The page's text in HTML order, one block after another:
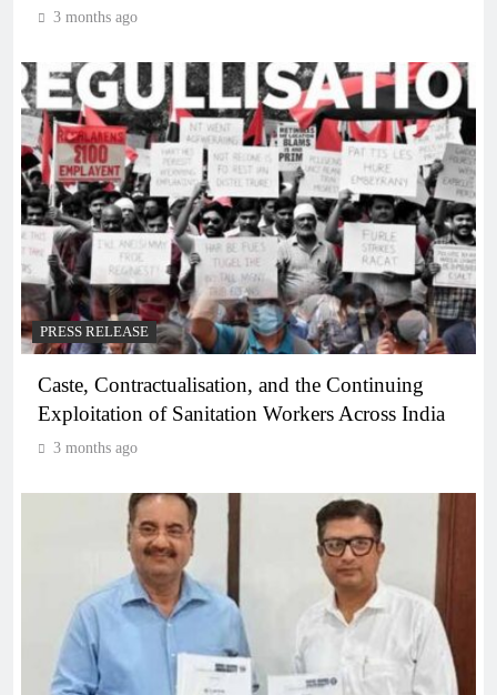
3 months ago
PRESS RELEASE
Caste, Contractualisation, and the Continuing
Exploitation of Sanitation Workers Across India
3 months ago